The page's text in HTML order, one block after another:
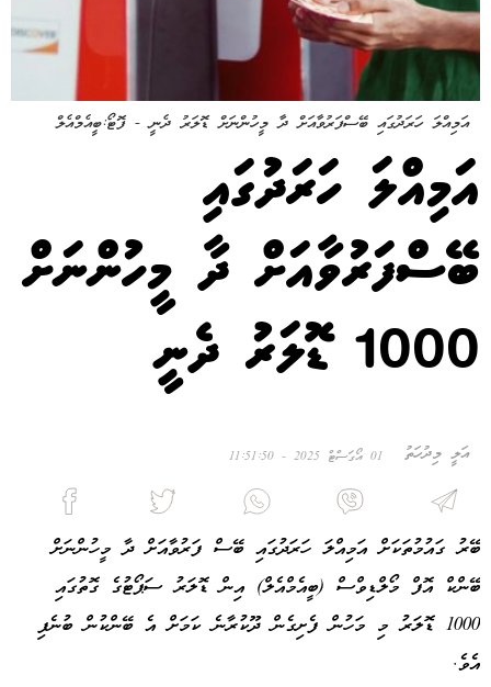
އަމިއްލަ ހަރަދުގައި ބޭސްފަރުވާއަށް ދާ މީހުންނަށް ޑޮލަރު ދެނީ - ފޮޓޯ:ބީއެމްއެލް
އަމިއްލަ ހަރަދުގައި
ބޭސްފަރުވާއަށް ދާ މީހުންނަށް
1000 ޑޮލަރު ދެނީ
އަލީ މިދުހަތު 01 އޯގަސްޓް 2025 - 11:51:50
ބޭރު ގައުމުތަކަށް އަމިއްލަ ހަރަދުގައި ބޭސް ފަރުވާއަށް ދާ މީހުންނަށް
ބޭންކް އޮފް މޯލްޑިވްސް (ބީއެމްއެލް) އިން ޑޮލަރު ސަޕޯޓުގެ ގޮތުގައި
1000 ޑޮލަރު މި މަހުން ފެށިގެން ދޫކުރާނެ ކަމަށް އެ ބޭންކުން ބުނެފި
އެވެ.